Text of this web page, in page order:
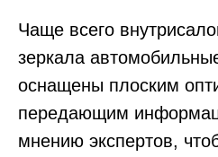
Чаще всего
зеркала
оснащены плоским
передающим
мнению экспертов,